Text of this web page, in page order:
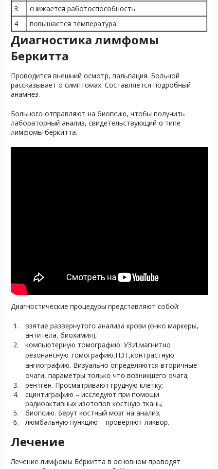
3
снижается работоспособность
4
повышается температура
Диагностика лимфомы
Беркитта
Проводится внешний осмотр, пальпация. Больной
рассказывает о симптомах. Составляется подробный
анамнез.
Больного отправляют на биопсию, чтобы получить
лабораторный анализ, свидетельствующий о типе
лимфомы беркитта.
Диагностические процедуры представляют собой:
взятие развернутого анализа крови (онко маркеры,
антитела, биохимия);
компьютерную томографию: УЗИ,магнитно
резонансную томографию,ПЭТ,контрастную
ангиографию. Визуально определяются вторичные
очаги, параметры только что возникшего очага;
рентген. Просматривают грудную клетку;
сцинтиграфию – исследуют при помощи
радиоактивных изотопов костную ткань;
биопсию. Берут костный мозг на анализ;
люмбальную пункцию – проверяют ликвор.
Лечение
Лечение лимфомы Бёркитта в основном проводят